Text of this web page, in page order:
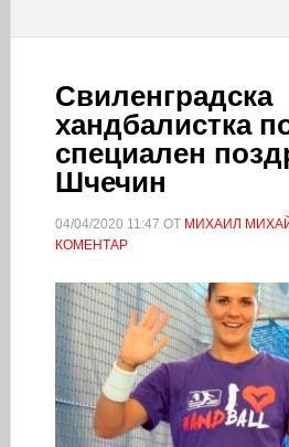
Свиленградска
хандбалистка
специален
Шчечин
04/04/2020 11:47 ОТ МИХАИЛ
КОМЕНТАР